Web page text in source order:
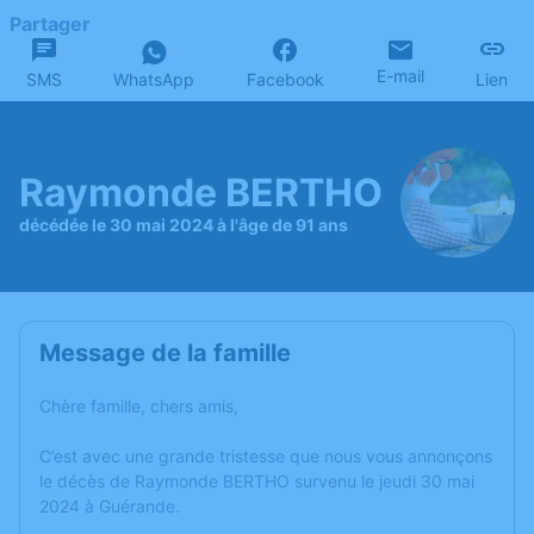
Partager
SMS WhatsApp Facebook E-mail Lien
Raymonde BERTHO
décédée le 30 mai 2024 à l'âge de 91 ans
Message de la famille
Chère famille, chers amis,
C’est avec une grande tristesse que nous vous annonçons
le décès de Raymonde BERTHO survenu le jeudi 30 mai
2024 à Guérande.